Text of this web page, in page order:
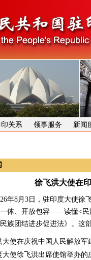
关系 领事服务 新闻
徐飞洪大使在
8月3日，驻印度大使徐飞
一体、开放包容——读懂<
族团结进步促进法》。这
大使在庆祝中国人民解放军
大使徐飞洪出席使馆举办